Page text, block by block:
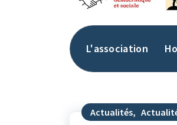
L'association
Actualités,